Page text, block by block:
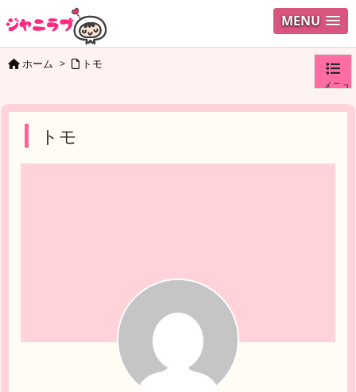
MENU
メニュ
ホーム > トモ
トモ